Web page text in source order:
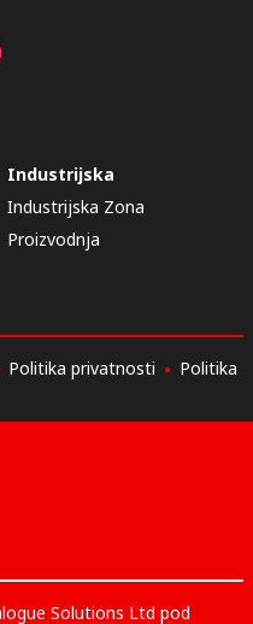
Industrijska
Industrijska Zona
Proizvodnja
Politika privatnosti
Politika
Solutions Ltd pod